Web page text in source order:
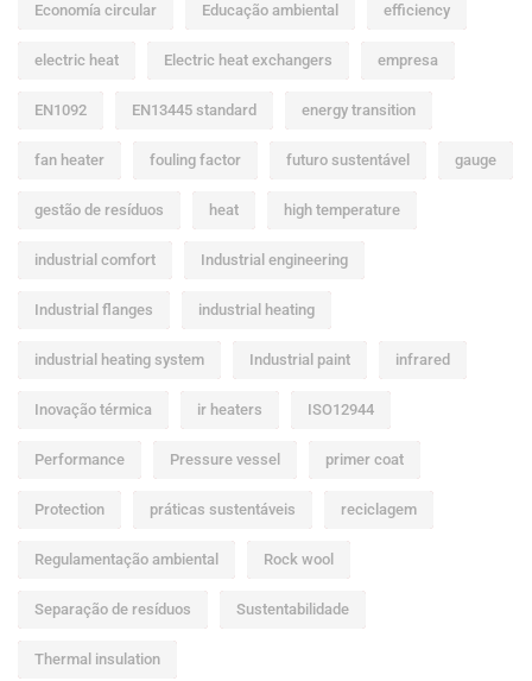
Economía circular Educação ambiental efficiency
electric heat Electric heat exchangers empresa
EN1092 EN13445 standard energy transition
fan heater fouling factor futuro sustentável gauge
gestão de resíduos heat high temperature
industrial comfort Industrial engineering
Industrial flanges industrial heating
industrial heating system Industrial paint infrared
Inovação térmica ir heaters ISO12944
Performance Pressure vessel primer coat
Protection práticas sustentáveis reciclagem
Regulamentação ambiental Rock wool
Separação de resíduos Sustentabilidade
Thermal insulation